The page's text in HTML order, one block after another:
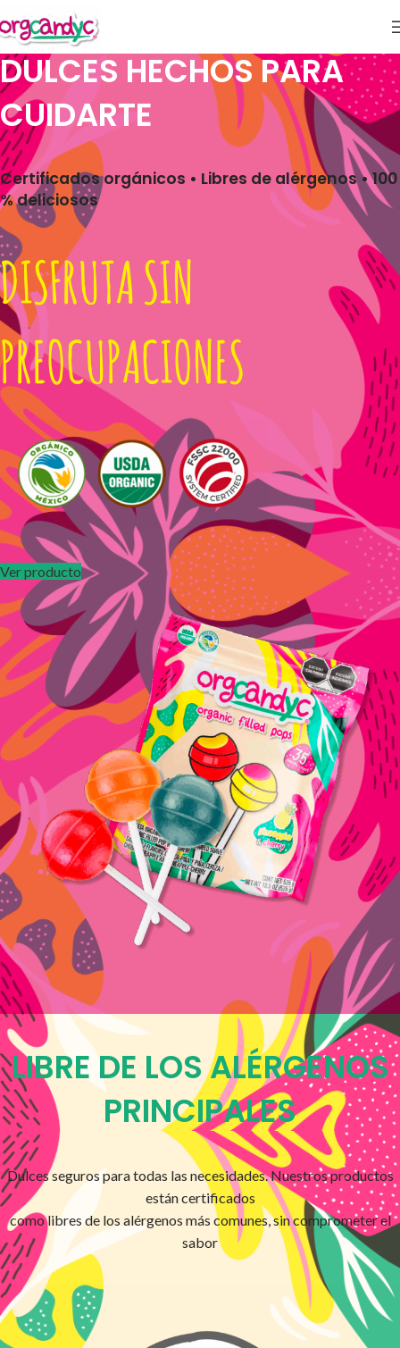
DULCES HECHOS PARA
CUIDARTE
Certificados orgánicos • Libres de alérgenos • 100
% deliciosos
DISFRUTA SIN
PREOCUPACIONES
Ver producto
LIBRE DE LOS ALÉRGENOS
PRINCIPALES
Dulces seguros para todas las necesidades. Nuestros productos
están certificados
como libres de los alérgenos más comunes, sin comprometer el
sabor